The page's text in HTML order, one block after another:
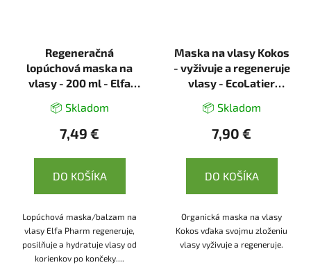
Regeneračná
lopúchová maska na
vlasy - 200 ml - Elfa
📦 Skladom
7,49 €
DO KOŠÍKA
Lopúchová maska/balzam na
vlasy Elfa Pharm regeneruje,
posilňuje a hydratuje vlasy od
korienkov po končeky....
Maska na vlasy Kokos
- vyživuje a regeneruje
vlasy - EcoLatier
📦 Skladom
7,90 €
DO KOŠÍKA
Organická maska na vlasy
Kokos vďaka svojmu zloženiu
vlasy vyživuje a regeneruje.